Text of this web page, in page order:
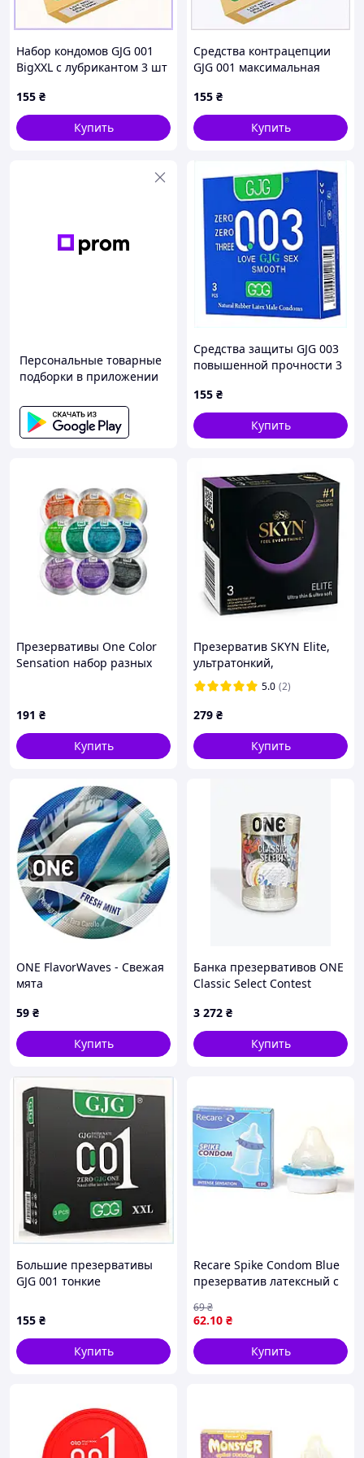
Набор кондомов GJG 001
BigXXL с лубрикантом 3 шт
155 ₴
Купить
Средства контрацепции
GJG 001 максимальная
9029K535CT
155 ₴
Купить
Персональные товарные
подборки в приложении
Средства защиты GJG 003
повышенной прочности 3
155 ₴
Купить
Презервативы One Color
Sensation набор разных
191 ₴
Купить
Презерватив SKYN Elite,
ультратонкий,
безлатексный
(полиизопрен), 3 шт
Love&Life
5.0 (2)
279 ₴
Купить
ONE FlavorWaves - Свежая
мята
59 ₴
Купить
Банка презервативов ONE
Classic Select Contest
EroticLand.net
3 272 ₴
Купить
Большие презервативы
GJG 001 тонкие
PH90296B15
155 ₴
Купить
Recare Spike Condom Blue
презерватив латексный с
стимулирующая на член 1
шт
62.10 ₴
69₴
Купить